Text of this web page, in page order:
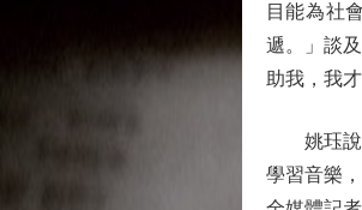
目能為社
遞。」談
助我，我
姚珏說：
學習音樂